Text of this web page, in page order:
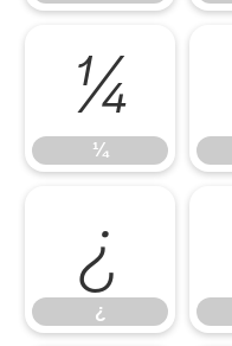
¼
¼
¿
¿